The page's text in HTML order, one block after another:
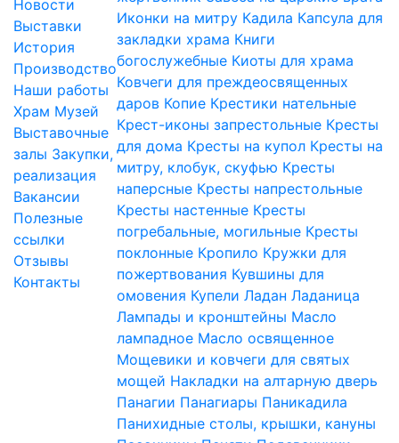
Новости
Выставки
История
Производство
Наши работы
Храм Музей
Выставочные
залы Закупки,
реализация
Вакансии
Полезные
ссылки
Отзывы
Контакты
Иконки на митру Кадила Капсула для
закладки храма Книги
богослужебные Киоты для храма
Ковчеги для преждеосвященных
даров Копие Крестики нательные
Крест-иконы запрестольные Кресты
для дома Кресты на купол Кресты на
митру, клобук, скуфью Кресты
наперсные Кресты напрестольные
Кресты настенные Кресты
погребальные, могильные Кресты
поклонные Кропило Кружки для
пожертвования Кувшины для
омовения Купели Ладан Ладаница
Лампады и кронштейны Масло
лампадное Масло освященное
Мощевики и ковчеги для святых
мощей Накладки на алтарную дверь
Панагии Панагиары Паникадила
Панихидные столы, крышки, кануны